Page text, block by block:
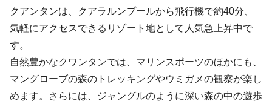
クアンタンは、クアラルンプールから飛行機で約40分、
気軽にアクセスできるリゾート地として人気急上昇中で
す。
自然豊かなクワンタンでは、マリンスポーツのほかにも、
マングローブの森のトレッキングやウミガメの観察が楽し
めます。さらには、ジャングルのように深い森の中の遊歩